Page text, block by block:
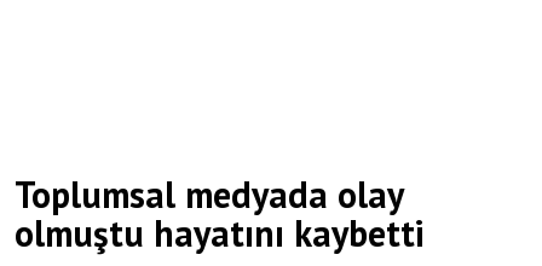
Toplumsal medyada olay
olmuştu hayatını kaybetti